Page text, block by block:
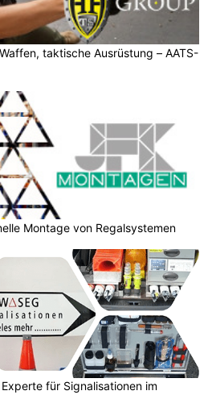
taktische Ausrüstung – AATS-
Montage von Regalsystemen
für Signalisationen im